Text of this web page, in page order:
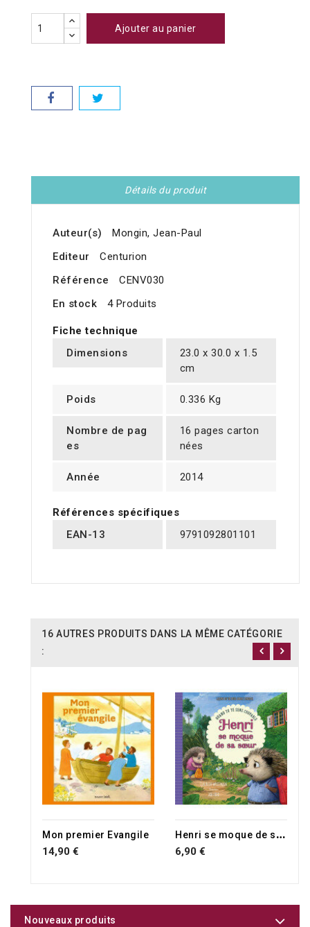
Ajouter au panier
Détails du produit
Auteur(s)
Mongin, Jean-Paul
Editeur
Centurion
Référence
CENV030
En stock
4 Produits
Fiche technique
Dimensions
23.0 x 30.0 x 1.5
cm
Poids 0.336 Kg
Nombre de pag
es
16 pages carton
nées
Année 2014
Références spécifiques
EAN-13
9791092801101
16 AUTRES PRODUITS DANS LA MÊME CATÉGORIE
:
Mon premier Evangile
14,90 €
H
enri se moque de sa soeur
6,90 €
Nouveaux produits